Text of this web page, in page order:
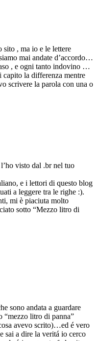
sito , ma io e le lettere
mai andate d’accordo…
, e ogni tanto indovino …
capito la differenza mentre
scrivere la parola con una o
visto dal .br nel tuo
e i lettori di questo blog
a leggere tra le righe :).
mi è piaciuta molto
sotto “Mezzo litro di
sono andata a guardare
“mezzo litro di panna”
avevo scrito)…ed é vero
sai a dire la veritá io cerco